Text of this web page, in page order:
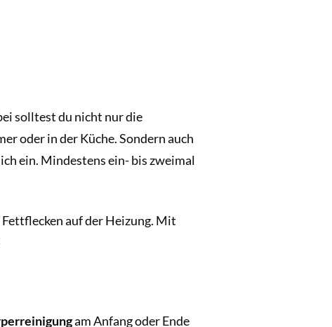
solltest du nicht nur die
oder in der Küche. Sondern auch
ein. Mindestens ein- bis zweimal
auf der Heizung. Mit
am Anfang oder Ende